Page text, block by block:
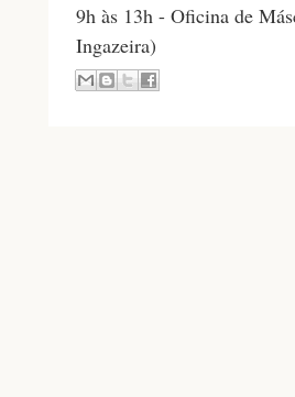
9h às 13h - Oficina de
Ingazeira)